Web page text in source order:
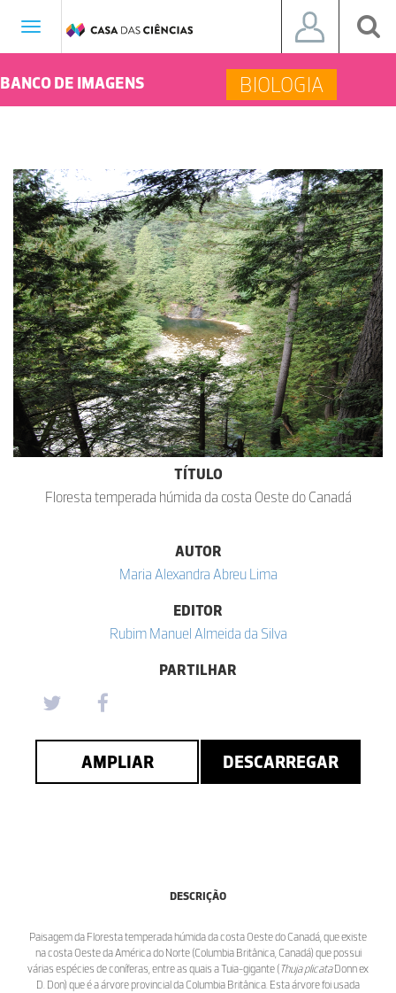
Toggle
BANCO DE IMAGENS BIOLOGIA
TÍTULO
Floresta temperada húmida da costa Oeste do Canadá
AUTOR
Maria Alexandra Abreu Lima
EDITOR
Rubim Manuel Almeida da Silva
PARTILHAR
AMPLIAR DESCARREGAR
DESCRIÇÃO
Paisagem da Floresta temperada húmida da costa Oeste do Canadá, que existe
na costa Oeste da América do Norte (Columbia Britânica, Canadá) que possui
várias espécies de coníferas, entre as quais a Tuia-gigante (Thuja plicataDonn ex
D. Don) que é a árvore provincial da Columbia Britânica. Esta árvore foi usada